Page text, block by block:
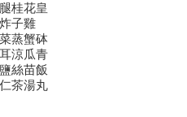
桂花皇
子雞
蒸蟹砵
涼瓜青
絲苗飯
茶湯丸